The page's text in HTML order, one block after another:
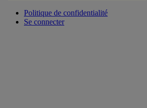
Politique de confidentialité
Se connecter